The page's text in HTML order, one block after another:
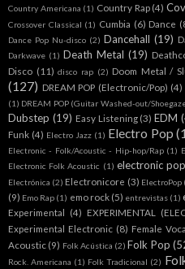
Country Americana (1) Country Rap (4)
Crossover Classical (1) Cumbia (6) Dance
Dance Pop Nu-disco (2) Dancehall (19)
Darkwave (1) Death Metal (19)
Disco (11) disco rap (2) Doom Metal /
(127) DREAM POP (Electronic/Pop) (4)
(1) DREAM POP (Guitar Washed-out/
Dubstep (19) Easy Listening (3) EDM
Funk (4) Electro Jazz (1) Electro Pop
Electronic - Folk/Acoustic - Hip-hop/Rap (1)
Electronic Folk Acoustic (1) electronic pop
Electrónica (2) Electronicore (3) ElectroPop
(9) Emo Rap (1) emo rock (5) entrevistas (1)
Experimental (4) EXPERIMENTAL
Experimental Electronic (8) Female
Acoustic (9) Folk Acústica (2) Folk Pop
Rock. Americana (1) Folk Tradicional (2)